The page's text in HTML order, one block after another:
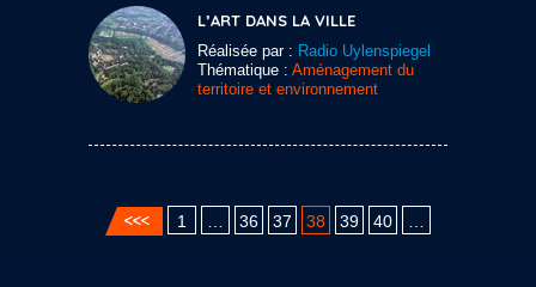
L’ART DANS LA VILLE
Réalisée par : Radio Uylenspiegel
Thématique : Aménagement du
territoire et environnement
1 36 37 38 39 40